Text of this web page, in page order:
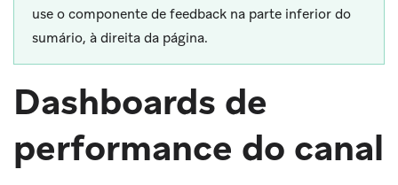
use o componente de feedback na parte inferior do
sumário, à direita da página.
Dashboards de
performance do canal